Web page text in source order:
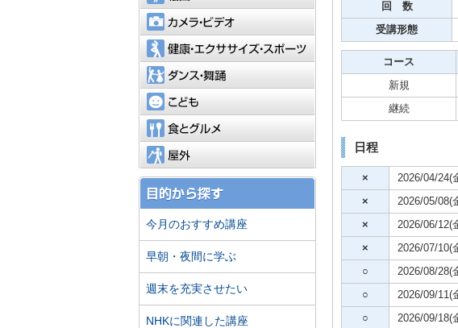
回 数
受講形態
コース
新規
継続
日程
× 2026/04/24(
× 2026/05/08(
× 2026/06/12(
× 2026/07/10(
○ 2026/08/28(
○ 2026/09/11(
○ 2026/09/18(
カメラ・ビデオ
健康・エクササイズ・スポ
こども
食とグルメ
今月のおすすめ講座
早朝・夜間に学ぶ
週末を充実させたい
NHKに関連した講座